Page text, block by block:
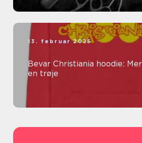
13. februar 2025
Bevar Christiania hoodie:
en trøje